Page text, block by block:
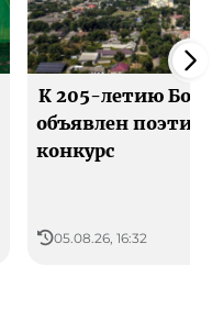
К 205-летию
объявлен
конкурс
05.08.26, 16:32